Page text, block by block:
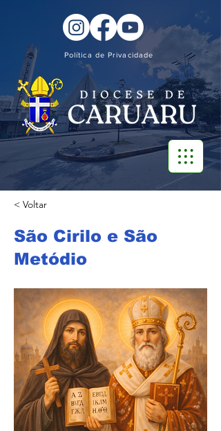
Política de Privacidade
< Voltar
São Cirilo e São
Metódio